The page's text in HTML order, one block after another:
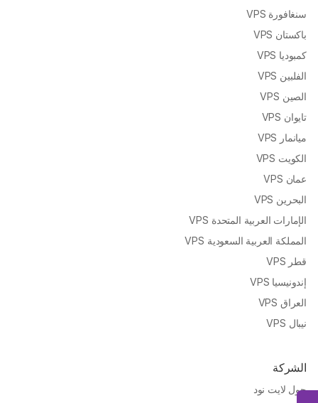
سنغافورة VPS
باكستان VPS
كمبوديا VPS
الفلبين VPS
الصين VPS
تايوان VPS
ميانمار VPS
الكويت VPS
عمان VPS
البحرين VPS
الإمارات العربية المتحدة VPS
المملكة العربية السعودية VPS
قطر VPS
إندونيسيا VPS
العراق VPS
نيبال VPS
الشركة
حول لايت نود